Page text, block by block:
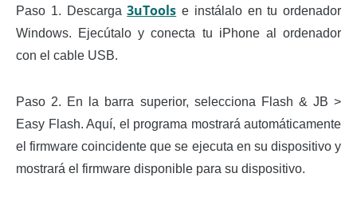
Paso 1. Descarga3uTools e instálalo en tu ordenador
Windows. Ejecútalo y conecta tu iPhone al ordenador
con el cable USB.
Paso 2. En la barra superior, selecciona Flash & JB >
Easy Flash. Aquí, el programa mostrará automáticamente
el firmware coincidente que se ejecuta en su dispositivo y
mostrará el firmware disponible para su dispositivo.